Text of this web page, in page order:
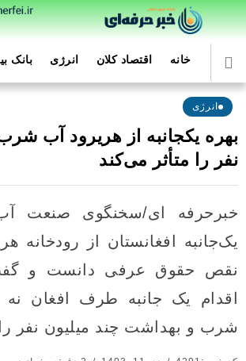
خانه اقتصاد کلان انرژی بانک
انرژی
بهره‌ یکجانبه از هریرود آب
نفر را متأثر می‌کند
خبرحرفه ای/سخنگوی صنعت
یک‌جانبه افغانستان از رودخانه
نقص حقوق عرفی دانست و
اقدام یک جانبه طرف افغان نه
شرب و بهداشت چند میلیون نفر را